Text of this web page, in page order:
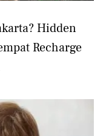
Hidden
Recharge